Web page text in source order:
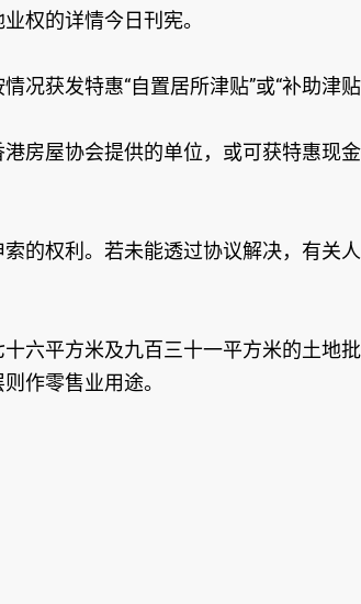
权的详情今日刊宪。
获发特惠“自置居所津贴”或“补助津贴”
房屋协会提供的单位，或可获特惠现
的权利。若未能透过协议解决，有关
六平方米及九百三十一平方米的土地
作零售业用途。